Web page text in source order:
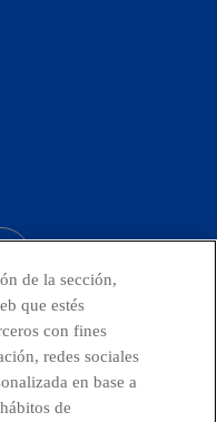
de la sección,
que estés
con fines
redes sociales
en base a
de